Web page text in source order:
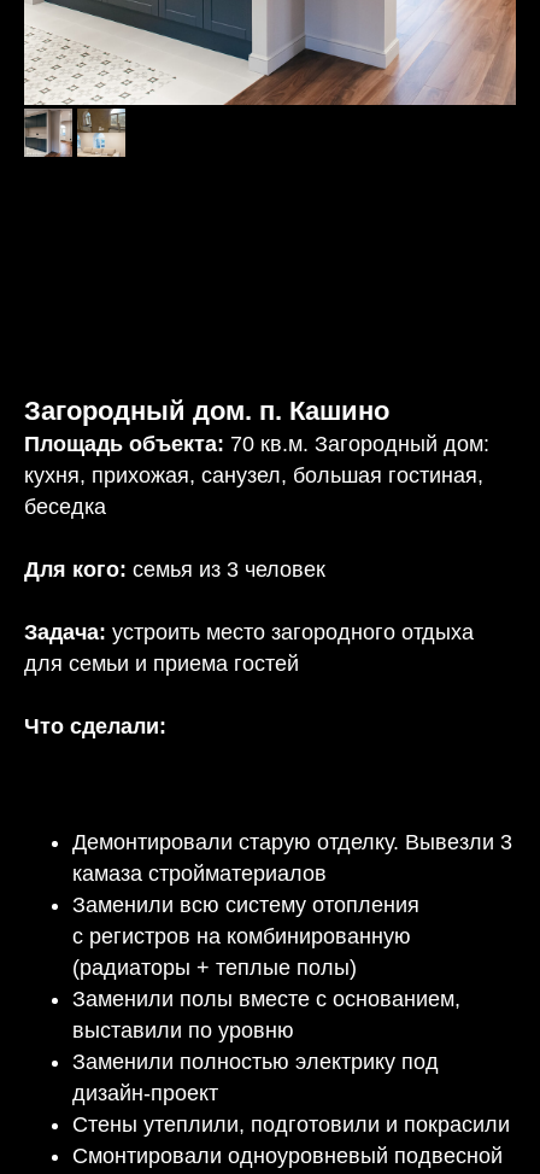
Загородный дом. п. Кашино
Площадь объекта: 70 кв.м. Загородный дом:
кухня, прихожая, санузел, большая гостиная,
беседка
Для кого: семья из 3 человек
Задача: устроить место загородного отдыха
для семьи и приема гостей
Что сделали:
Демонтировали старую отделку. Вывезли 3
камаза стройматериалов
Заменили всю систему отопления
с регистров на комбинированную
(радиаторы + теплые полы)
Заменили полы вместе с основанием,
выставили по уровню
Заменили полностью электрику под
дизайн-проект
Стены утеплили, подготовили и покрасили
Смонтировали одноуровневый подвесной